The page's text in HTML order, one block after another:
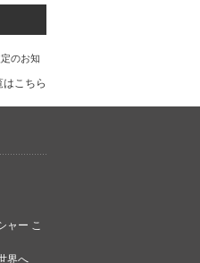
のお知
はこちら
ャー こ
界へ